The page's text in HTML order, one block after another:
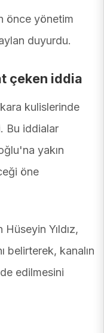
önce yönetim
duyurdu.
çeken iddia
kulislerinde
Bu iddialar
yakın
öne
Yıldız,
belirterek, kanalın
edilmesini